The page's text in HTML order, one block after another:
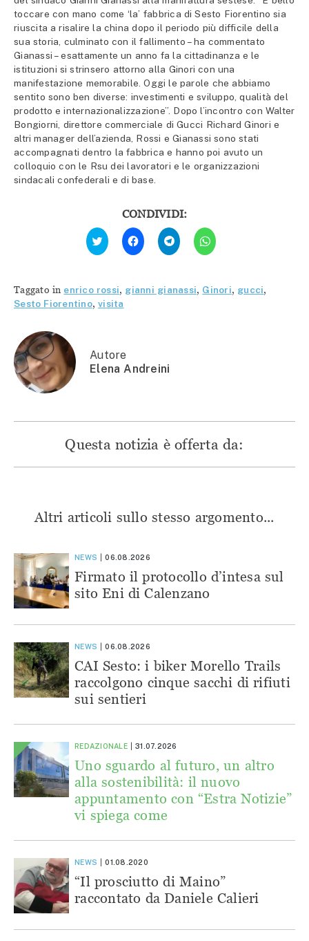
toccare con mano come ‘la’ fabbrica di Sesto Fiorentino sia
riuscita a risalire la china dopo il periodo più difficile della
sua storia, culminato con il fallimento – ha commentato
Gianassi – esattamente un anno fa la cittadinanza e le
istituzioni si strinsero attorno alla Ginori con una
manifestazione memorabile. Oggi le parole che abbiamo
sentito sono ben diverse: investimenti e sviluppo, qualità del
prodotto e internazionalizzazione”. Dopo l’incontro con Walter
Bongiorni, direttore commerciale di Gucci Richard Ginori e
altri manager dell’azienda, Rossi e Gianassi sono stati
accompagnati dentro la fabbrica e hanno poi avuto un
colloquio con le Rsu dei lavoratori e le organizzazioni
sindacali confederali e di base.
CONDIVIDI:
Fai
clic
qui
Twitter
(Si
apre
in
Fai
clic
per
condividere
(Si
apre
Fai
clic
per
condividere
(Si
apre
Fai
clic
per
(Si
apre
Taggato in enrico rossi, gianni gianassi, Ginori, gucci,
Sesto Fiorentino,visita
Autore
Elena Andreini
Questa notizia è offerta da:
Altri articoli sullo stesso argomento...
NEWS 06.08.2026
Firmato il protocollo d’intesa sul
sito Eni di Calenzano
NEWS 06.08.2026
CAI Sesto: i biker Morello Trails
raccolgono cinque sacchi di rifiuti
sui sentieri
REDAZIONALE 31.07.2026
Uno sguardo al futuro, un altro
alla sostenibilità: il nuovo
appuntamento con “Estra Notizie”
vi spiega come
NEWS 01.08.2020
“Il prosciutto di Maino”
raccontato da Daniele Calieri